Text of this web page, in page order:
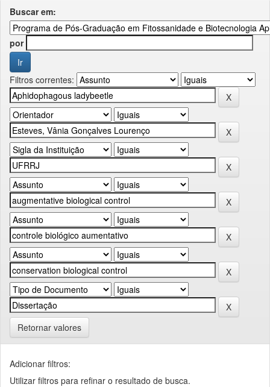
Buscar em:
por
Filtros correntes:
Retornar valores
Adicionar filtros:
Utilizar filtros para refinar o resultado de busca.